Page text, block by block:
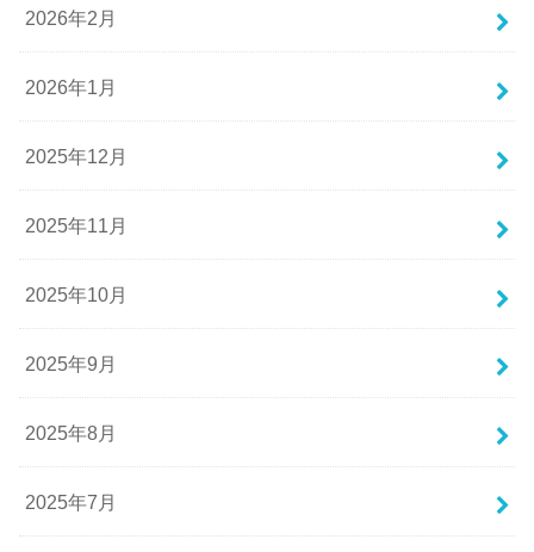
2026年2月
2026年1月
2025年12月
2025年11月
2025年10月
2025年9月
2025年8月
2025年7月